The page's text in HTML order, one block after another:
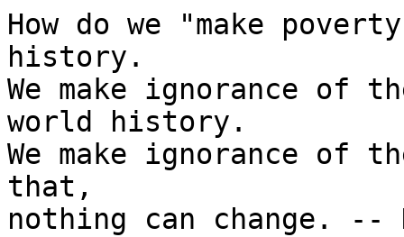
How do we "make
history.
We make ignorance of
world history.
We make ignorance of
that,
nothing can change. --